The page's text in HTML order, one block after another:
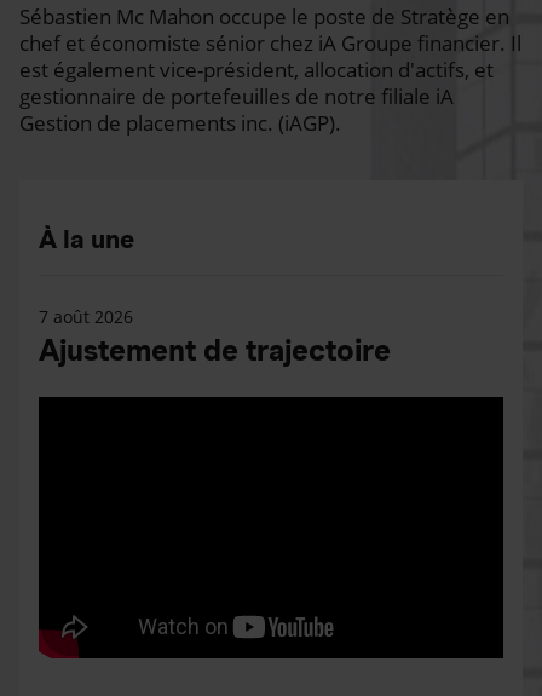
Sébastien Mc Mahon occupe le poste de Stratège en
chef et économiste sénior chez iA Groupe financier. Il
est également vice-président, allocation d'actifs, et
gestionnaire de portefeuilles de notre filiale iA
Gestion de placements inc. (iAGP).
À la une
7 août 2026
Ajustement de trajectoire